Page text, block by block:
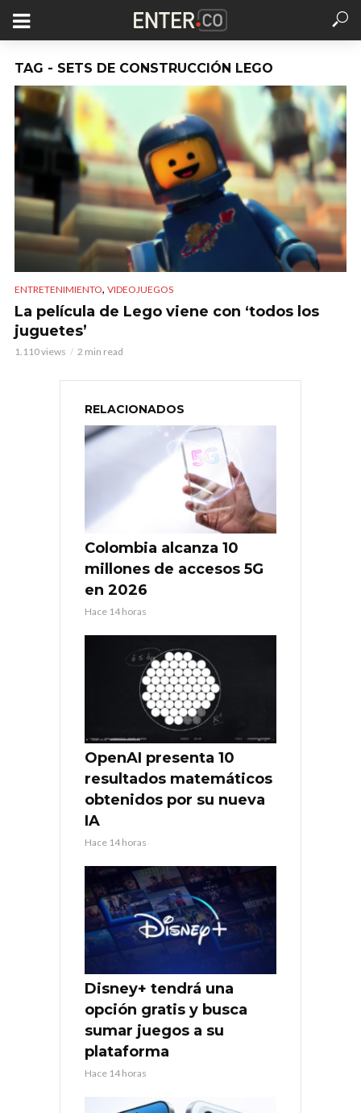
TAG - SETS DE CONSTRUCCIÓN LEGO
ENTRETENIMIENTO, VIDEOJUEGOS
La película de Lego viene con ‘todos los
juguetes’
1.110 views 2 min read
RELACIONADOS
Colombia alcanza 10
millones de accesos 5G
en 2026
Hace 14 horas
OpenAI presenta 10
resultados matemáticos
obtenidos por su nueva
IA
Hace 14 horas
Disney+ tendrá una
opción gratis y busca
sumar juegos a su
plataforma
Hace 14 horas